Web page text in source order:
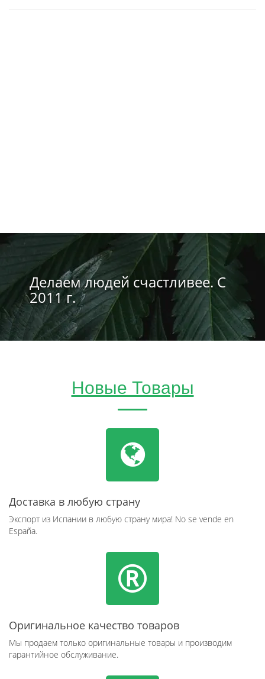
Делаем людей счастливее. С
2011 г.
Новые Товары
Доставка в любую страну
Экспорт из Испании в любую страну мира! No se vende en
España.
Оригинальное качество товаров
Мы продаем только оригинальные товары и производим
гарантийное обслуживание.